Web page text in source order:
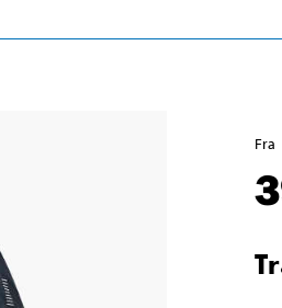
Fra